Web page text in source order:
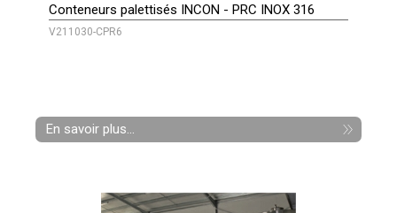
Conteneurs palettisés INCON - PRC INOX 316
V211030-CPR6
En savoir plus...